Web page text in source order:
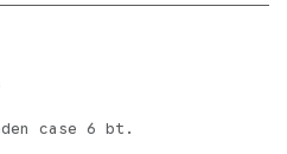
case 6 bt.